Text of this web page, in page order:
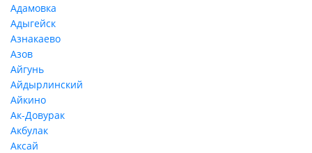
Адамовка
Адыгейск
Азнакаево
Азов
Айгунь
Айдырлинский
Айкино
Ак-Довурак
Акбулак
Аксай